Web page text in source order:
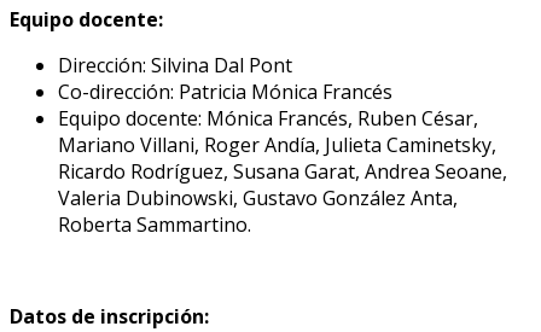
Equipo docente:
Dirección: Silvina Dal Pont
Co-dirección: Patricia Mónica Francés
Equipo docente: Mónica Francés, Ruben César,
Mariano Villani, Roger Andía, Julieta Caminetsky,
Ricardo Rodríguez, Susana Garat, Andrea Seoane,
Valeria Dubinowski, Gustavo González Anta,
Roberta Sammartino.
Datos de inscripción: